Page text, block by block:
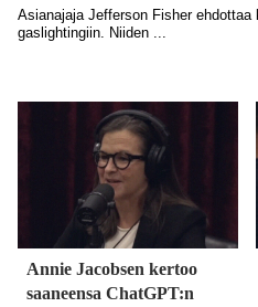
Annie Jacobsen kertoo
saaneensa ChatGPT:n